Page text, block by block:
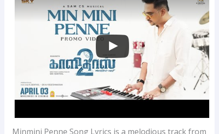
Minmini Penne Song Lyrics is a melodious track from